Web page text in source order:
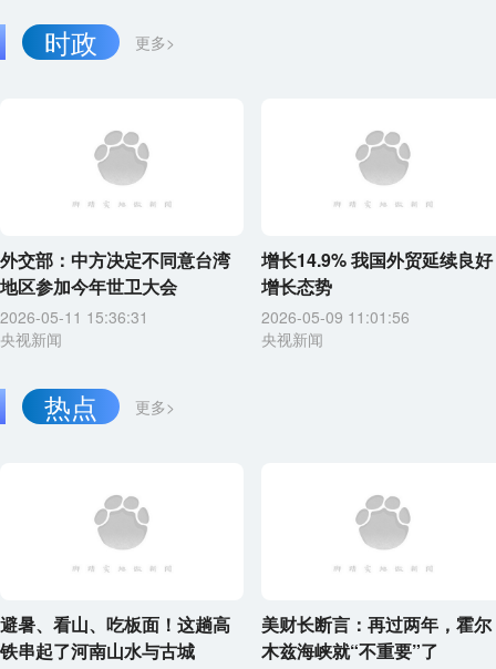
更多>
时政
外交部：中方决定不同意台湾
地区参加今年世卫大会
2026-05-11 15:36:31
央视新闻
增长14.9% 我国外贸延续良好
增长态势
2026-05-09 11:01:56
央视新闻
更多>
热点
避暑、看山、吃板面！这趟高
铁串起了河南山水与古城
美财长断言：再过两年，霍尔
木兹海峡就“不重要”了